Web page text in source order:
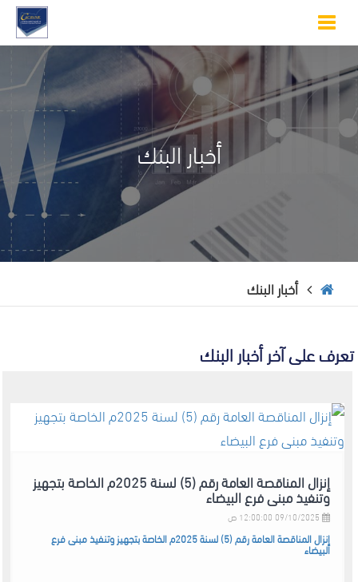
Toggle
navigation
أخبار البنك
أخبار البنك
تعرف على آخر أخبار البنك
إنزال المناقصة العامة رقم (5) لسنة 2025م الخاصة بتجهيز
وتنفيذ مبنى فرع البيضاء
إنزال المناقصة العامة رقم (5) لسنة 2025م الخاصة بتجهيز وتنفيذ مبنى فرع
البيضاء